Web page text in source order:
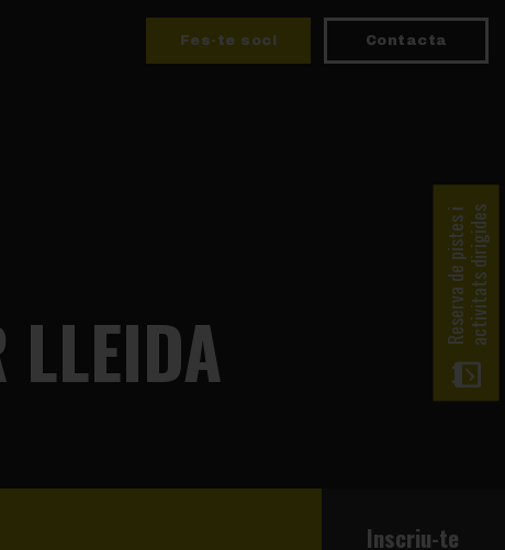
Reserva de pistes iactivitats dirigides
Fes-te soci Contacta
LLEIDA
Inscriu-te